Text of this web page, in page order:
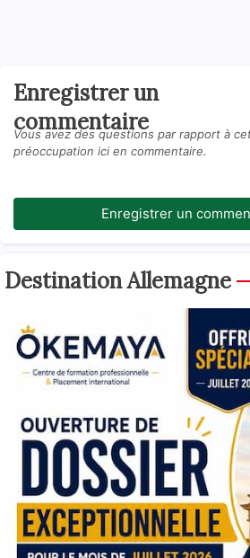
Enregistrer un
commentaire
Vous avez des questions par rapport à
préoccupation ici en commentaire.
Enregistrer un
Destination Allemagne